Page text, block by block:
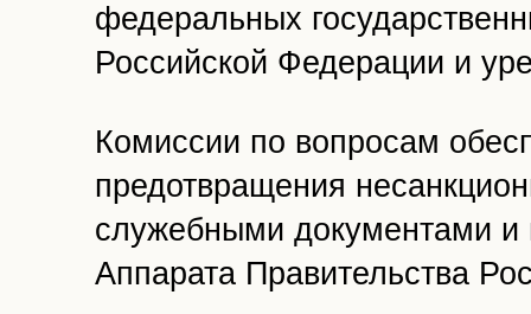
федеральных
Российской Федерации и
Комиссии по вопросам
предотвращения
служебными документами
Аппарата Правительства